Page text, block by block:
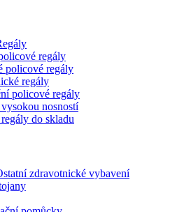
regály
policové regály
regály
policové regály
nosností
do skladu
zdravotnické vybavení